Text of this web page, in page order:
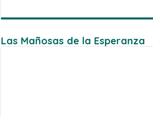
Las Mañosas de la Esperanza